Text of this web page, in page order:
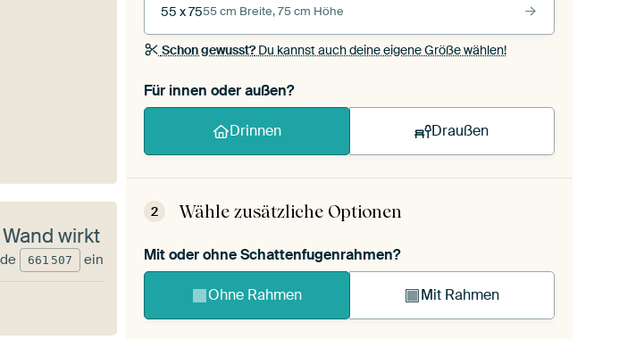
55 x 7555 cm Breite, 75 cm Höhe
Schon gewusst?Du kannst auch deine eigene Größe wählen!
Für innen oder außen?
Drinnen Draußen
2 Wähle zusätzliche Optionen
Mit oder ohne Schattenfugenrahmen?
Ohne Rahmen Mit Rahmen
wirkt
661 507 ein